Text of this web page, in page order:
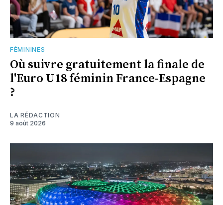
FÉMININES
Où suivre gratuitement la finale de
l'Euro U18 féminin France-Espagne
?
LA RÉDACTION
9 août 2026